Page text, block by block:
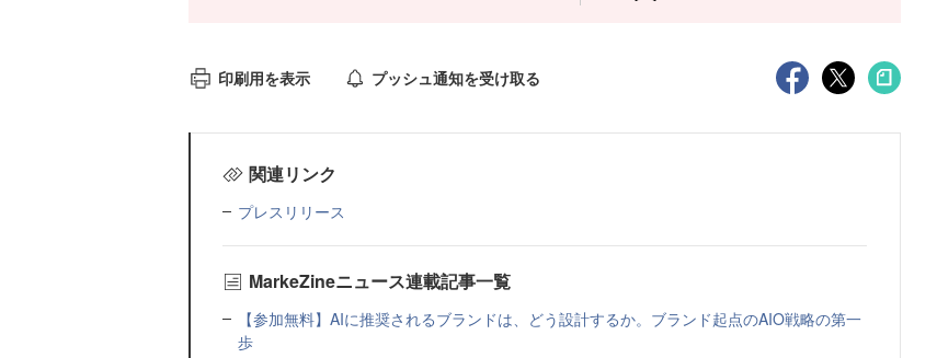
印刷用を表示 プッシュ通知を受け取る
関連リンク
プレスリリース
MarkeZineニュース連載記事一覧
【参加無料】AIに推奨されるブランドは、どう設計するか。ブランド起点のAIO戦略の第一
歩